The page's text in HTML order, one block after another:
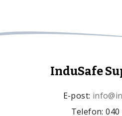
InduSafe
E-post:
Telefon: 040